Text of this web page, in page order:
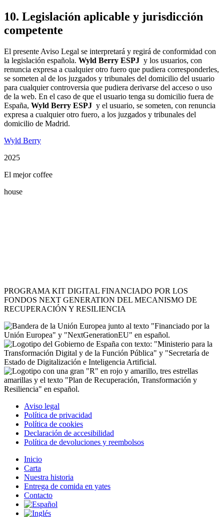
10. Legislación aplicable y jurisdicción
competente
El presente Aviso Legal se interpretará y regirá de conformidad con
la legislación española. Wyld Berry ESPJ y los usuarios, con
renuncia expresa a cualquier otro fuero que pudiera corresponderles,
se someten al de los juzgados y tribunales del domicilio del usuario
para cualquier controversia que pudiera derivarse del acceso o uso
de la web. En el caso de que el usuario tenga su domicilio fuera de
España, Wyld Berry ESPJ y el usuario, se someten, con renuncia
expresa a cualquier otro fuero, a los juzgados y tribunales del
domicilio de Madrid.
Wyld Berry
2025
El mejor coffee
house
PROGRAMA KIT DIGITAL FINANCIADO POR LOS
FONDOS NEXT GENERATION DEL MECANISMO DE
RECUPERACIÓN Y RESILIENCIA
Aviso legal
Política de privacidad
Política de cookies
Declaración de accesibilidad
Política de devoluciones y reembolsos
Inicio
Carta
Nuestra historia
Entrega de comida en yates
Contacto